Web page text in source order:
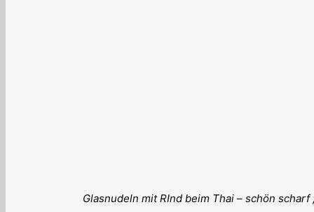
Glasnudeln mit RInd beim Thai – schön scharf